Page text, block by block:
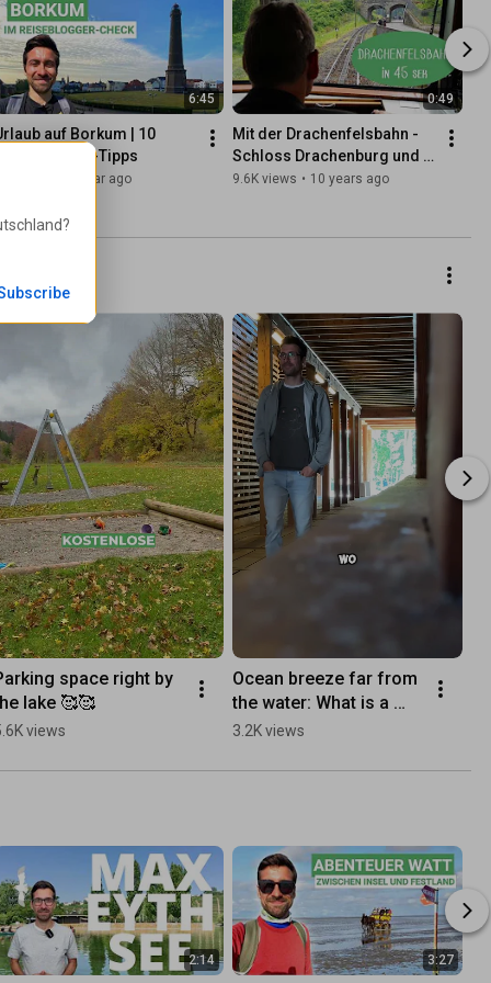
6:45
auf Borkum | 10
Reiseblogger-Tipps
1 year ago
0:49
Mit der Drachenfelsbahn -
Schloss Drachenburg und
Drachenfels
9.6K views • 10 years ago
space right by
lake 🥰🥰
views
Ocean breeze far from
the water: What is a
graduation tower?
3.2K views
2:14 3:27
?